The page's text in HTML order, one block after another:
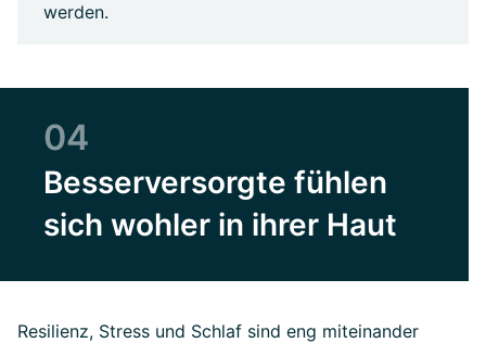
werden.
04
Besserversorgte fühlen
sich wohler in ihrer Haut
Resilienz, Stress und Schlaf sind eng miteinander